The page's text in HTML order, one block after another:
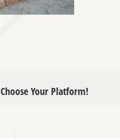
Your Platform!